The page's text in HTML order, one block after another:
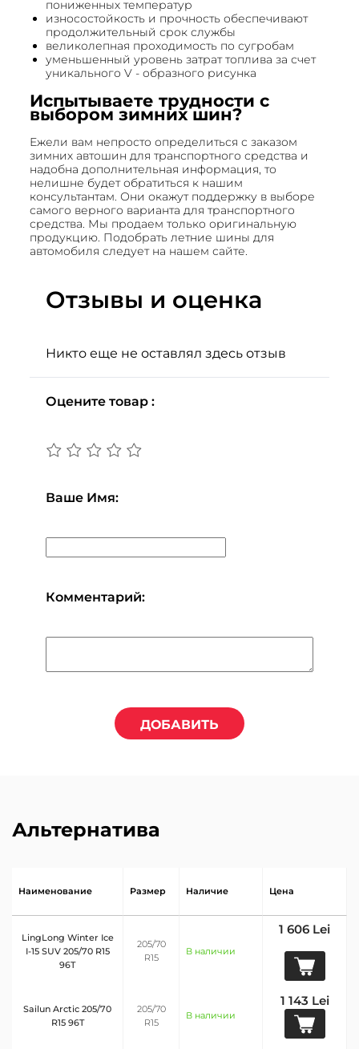
пониженных температур
износостойкость и прочность обеспечивают
продолжительный срок службы
великолепная проходимость по сугробам
уменьшенный уровень затрат топлива за счет
уникального V - образного рисунка
Испытываете трудности с
выбором зимних шин?
Ежели вам непросто определиться с заказом
зимних автошин для транспортного средства и
надобна дополнительная информация, то
нелишне будет обратиться к нашим
консультантам. Они окажут поддержку в выборе
самого верного варианта для транспортного
средства. Мы продаем только оригинальную
продукцию. Подобрать летние шины для
автомобиля следует на нашем сайте.
Отзывы и оценка
Никто еще не оставлял здесь отзыв
Оцените товар :
Ваше Имя:
Комментарий:
ДОБАВИТЬ
Альтернатива
Наименование Размер Наличие Цена
LingLong Winter Ice
I-15 SUV 205/70 R15
96T
205/70
R15
В наличии
1 606 Lei
Sailun Arctic 205/70
R15 96T
205/70
R15
В наличии
1 143 Lei